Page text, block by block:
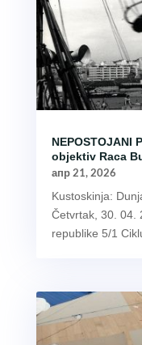
NEPOSTOJANI
objektiv Raca
апр 21, 2026
Kustoskinja:
Četvrtak, 30. 04.
republike 5/1